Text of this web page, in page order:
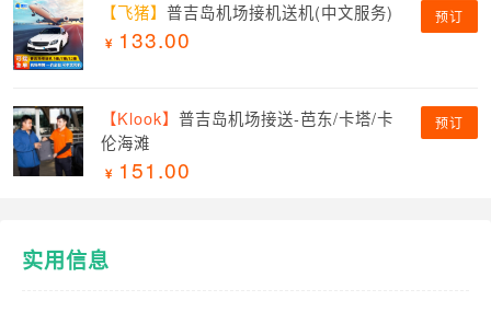
【飞猪】 普吉岛机场接机送机(中文服务)
133.00
预订
【Klook】 普吉岛机场接送-芭东/卡塔/卡
伦海滩
151.00
预订
实用信息